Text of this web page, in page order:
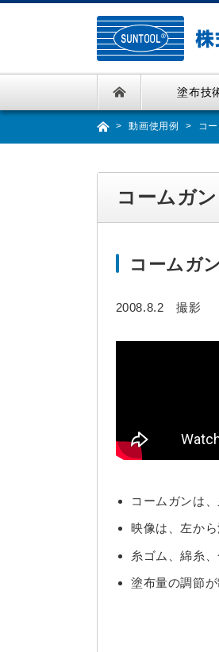
Skip
塗布技
動画使用例 コ
コームガン
コームガ
2008.8.2 撮影
コームガンは
映像は、左か
糸ゴム、綿糸
塗布量の調節が